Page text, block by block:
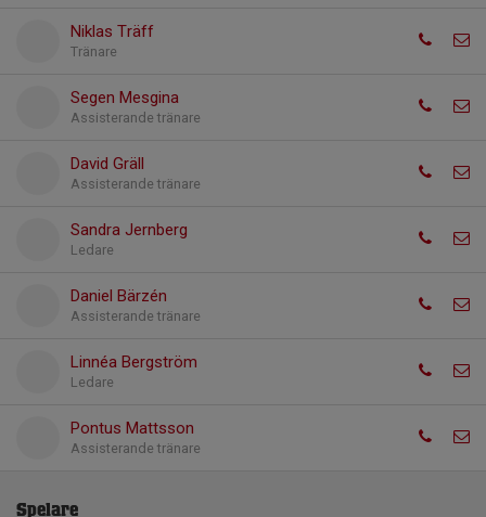
Niklas Träff
Tränare
Segen Mesgina
Assisterande tränare
David Gräll
Assisterande tränare
Sandra Jernberg
Ledare
Daniel Bärzén
Assisterande tränare
Linnéa Bergström
Ledare
Pontus Mattsson
Assisterande tränare
Spelare